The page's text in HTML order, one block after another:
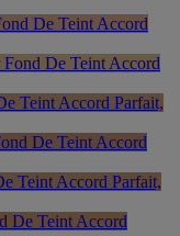
De Teint Accord
De Teint Accord
Teint Accord Parfait,
De Teint Accord
Teint Accord Parfait,
De Teint Accord